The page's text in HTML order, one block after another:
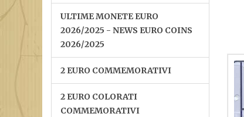
ULTIME MONETE EURO
2026/2025 - NEWS EURO COINS
2026/2025
2 EURO COMMEMORATIVI
2 EURO COLORATI
COMMEMORATIVI